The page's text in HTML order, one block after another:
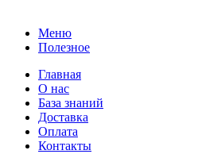
Меню
Полезное
Главная
О нас
База знаний
Доставка
Оплата
Контакты